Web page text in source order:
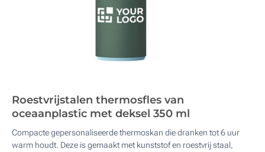
Roestvrijstalen thermosfles van
oceaanplastic met deksel 350 ml
Compacte gepersonaliseerde thermoskan die dranken tot 6 uur
warm houdt. Deze is gemaakt met kunststof en roestvrij staal,